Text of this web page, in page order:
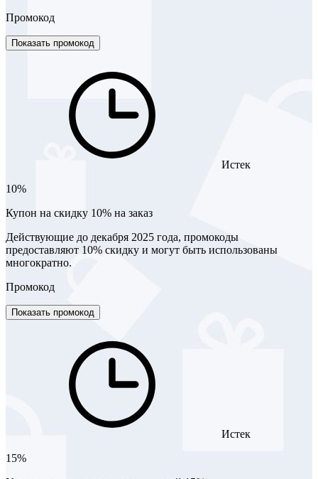
Промокод
Показать промокод
Истек
10%
Купон на скидку 10% на заказ
Действующие до декабря 2025 года, промокоды
предоставляют 10% скидку и могут быть использованы
многократно.
Промокод
Показать промокод
Истек
15%